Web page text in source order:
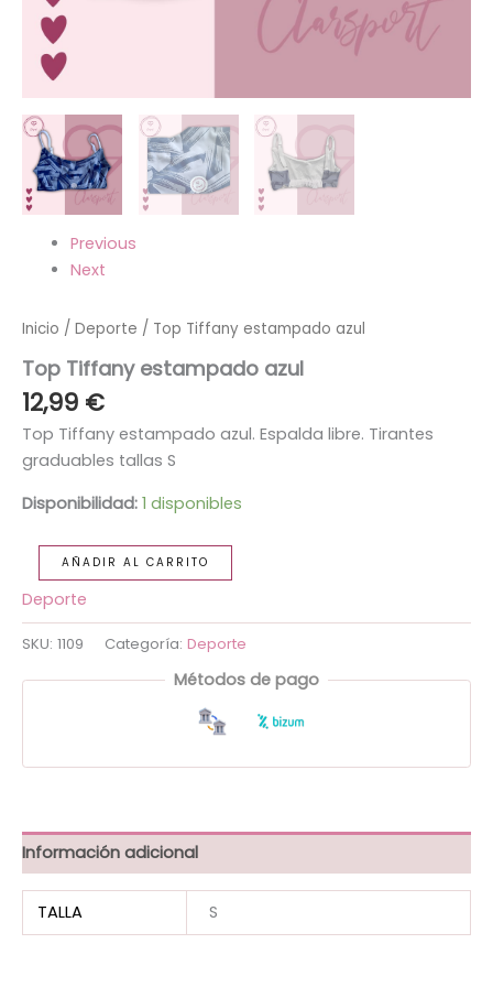
Previous
Next
Inicio / Deporte / Top Tiffany estampado azul
Top Tiffany estampado azul
12,99 €
Top Tiffany estampado azul. Espalda libre. Tirantes
graduables tallas S
Disponibilidad: 1 disponibles
AÑADIR AL CARRITO
Deporte
SKU: 1109 Categoría: Deporte
Métodos de pago
Información adicional
TALLA S